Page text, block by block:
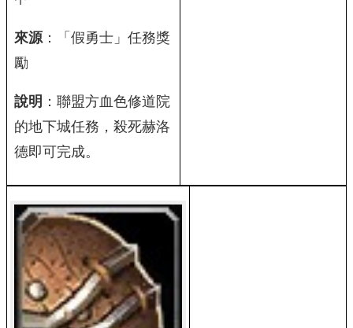
來源：「假勇士」任務獎
勵
說明 ：聯盟方血色修道院
的地下城任務，殺死赫洛
德即可完成。